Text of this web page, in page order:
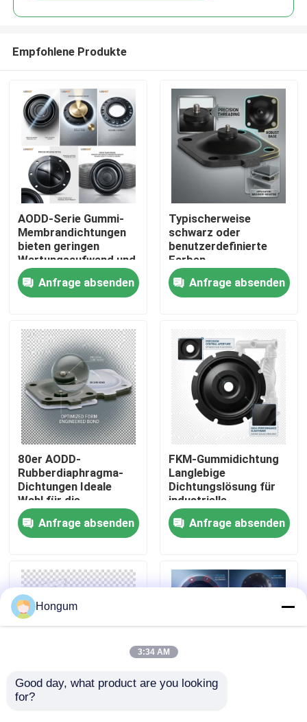
Produkte
Über uns
Werksbesichtigung
Qualitätskontrolle
Neuigkeiten
Rechtssachen
Bitte um ein Angebot
Empfohlene Produkte
AODD-Serie Gummi-
Membrandichtungen
bieten geringen
Wartungsaufwand und
gleichbleibende
Toleranzen von ±0,02
mm für
Anfrage absenden
Typischerweise
schwarz oder
benutzerdefinierte
Farben
Membranbarriere
Temperatur
entsprechend dem
geeignet für raue
Umgebungen
Anfrage absenden
80er AODD-
Rubberdiaphragma-
Dichtungen Ideale
Wahl für die
Aufrechterhaltung der
Druckintegrität in
pneumatischen und
Systemen
Anfrage absenden
FKM-Gummidichtung
Langlebige
Dichtungslösung für
industrielle
Anwendungen,
beständig gegen
Chemikalien und
Temperaturen
Anfrage absenden
Chemische
Hongum
3:34 AM
Good day, what product are you looking
for?